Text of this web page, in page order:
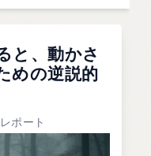
と、動かさ
めの逆説的
ポート